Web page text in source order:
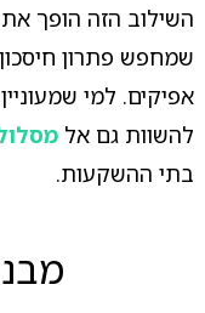
השילוב הזה הופך
שמחפש פתרון
אפיקים. למי
להשוות גם אל
בתי ההשקעות.